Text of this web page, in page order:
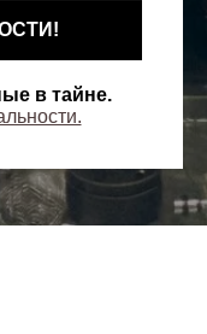
в тайне.